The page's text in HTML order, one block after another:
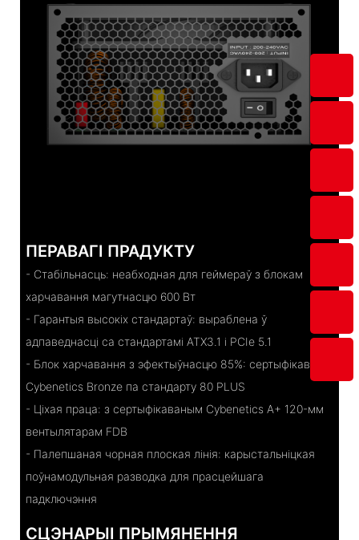
ПЕРАВАГІ ПРАДУКТУ
- Стабільнасць: неабходная для геймераў з блокам
харчавання магутнасцю 600 Вт
- Гарантыя высокіх стандартаў: выраблена ў
адпаведнасці са стандартамі ATX3.1 і PCIe 5.1
- Блок харчавання з эфектыўнасцю 85%: сертыфікаваны
Cybenetics Bronze па стандарту 80 PLUS
- Ціхая праца: з сертыфікаваным Cybenetics A+ 120-мм
вентылятарам FDB
- Палепшаная чорная плоская лінія: карыстальніцкая
поўнамодульная разводка для прасцейшага
падключэння
СЦЭНАРЫІ ПРЫМЯНЕННЯ